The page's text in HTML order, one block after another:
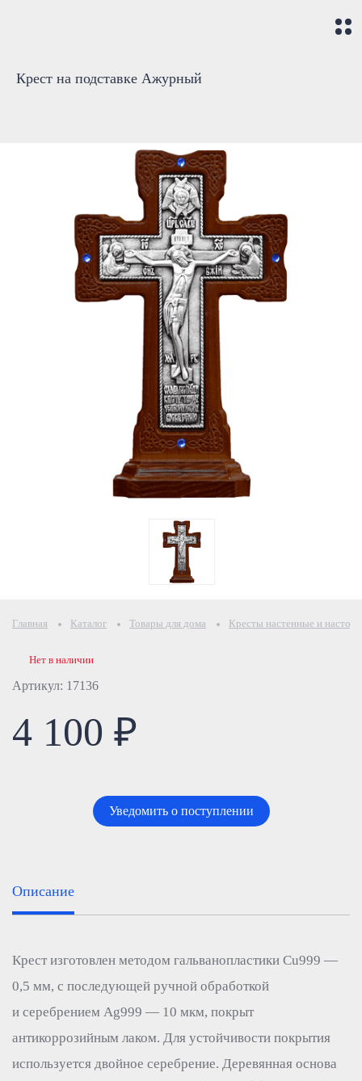
Крест на подставке Ажурный
Главная Каталог Товары для дома Кресты настенные и
Артикул: 17136
Нет в наличии
4 100 ₽
Уведомить о поступлении
Описание
Крест изготовлен методом гальванопластики Cu999 —
0,5 мм, с последующей ручной обработкой
и серебрением Ag999 — 10 мкм, покрыт
антикоррозийным лаком. Для устойчивости покрытия
используется двойное серебрение. Деревянная основа